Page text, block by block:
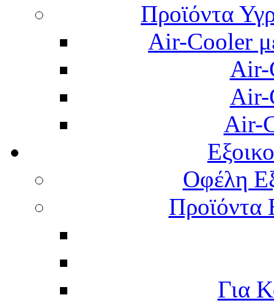
Προϊόντα
Air-Cooler
Air-
Air-
Air-
Οφέλη
Προϊόντα
Για